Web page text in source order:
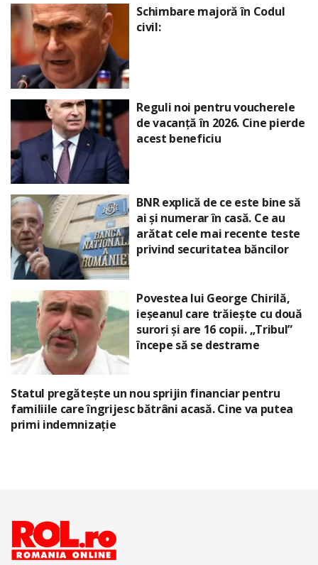
Schimbare majoră în Codul
civil:
Reguli noi pentru voucherele
de vacanță în 2026. Cine pierde
acest beneficiu
BNR explică de ce este bine să
ai și numerar în casă. Ce au
arătat cele mai recente teste
privind securitatea băncilor
Povestea lui George Chirilă,
ieșeanul care trăiește cu două
surori și are 16 copii. „Tribul”
începe să se destrame
Statul pregătește un nou sprijin financiar pentru
familiile care îngrijesc bătrâni acasă. Cine va putea
primi indemnizație